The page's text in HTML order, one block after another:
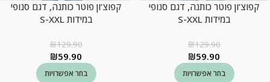
קפוצ’ון פוטר כותנה, דגם סנופי
במידות S-XXL
₪129.90
₪59.90
בחר אפשרויות
קפוצ’ון פוטר כותנה, דגם סנופי
במידות S-XXL
₪129.90
₪59.90
בחר אפשרויות